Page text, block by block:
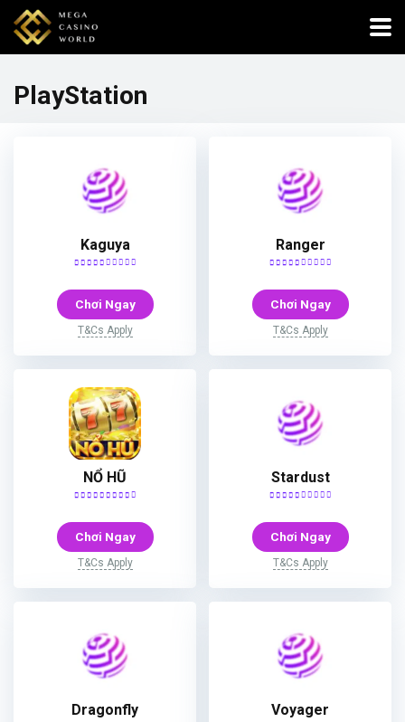
PlayStation
Kaguya
Chơi Ngay
T&Cs Apply
Ranger
Chơi Ngay
T&Cs Apply
NỔ HŨ
Chơi Ngay
T&Cs Apply
Stardust
Chơi Ngay
T&Cs Apply
Dragonfly Voyager